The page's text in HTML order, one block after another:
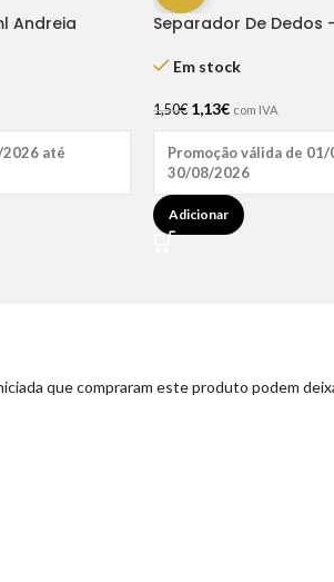
Andreia
até
Separador De Dedos
Em stock
1,50€ 1,13€ com IVA
Promoção válida de
30/08/2026
Adicionar
que compraram este produto podem